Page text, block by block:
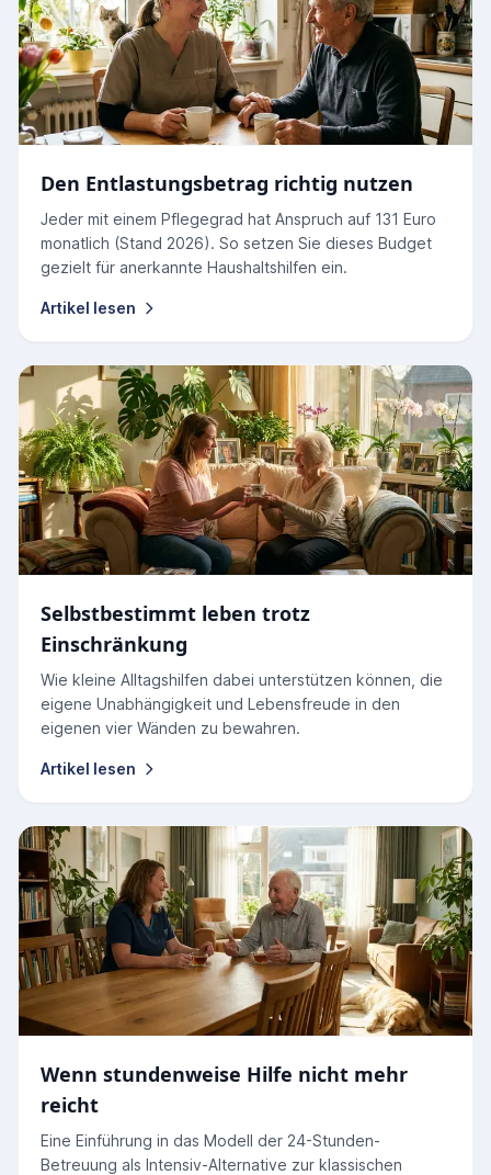
Den Entlastungsbetrag richtig nutzen
Jeder mit einem Pflegegrad hat Anspruch auf 131 Euro
monatlich (Stand 2026). So setzen Sie dieses Budget
gezielt für anerkannte Haushaltshilfen ein.
Artikel lesen
Selbstbestimmt leben trotz
Einschränkung
Wie kleine Alltagshilfen dabei unterstützen können, die
eigene Unabhängigkeit und Lebensfreude in den
eigenen vier Wänden zu bewahren.
Artikel lesen
Wenn stundenweise Hilfe nicht mehr
reicht
Eine Einführung in das Modell der 24-Stunden-
Betreuung als Intensiv-Alternative zur klassischen